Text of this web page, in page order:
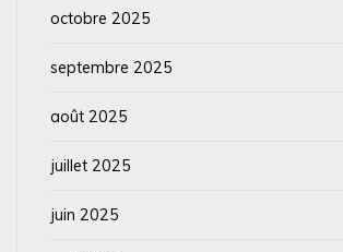
octobre 2025
septembre 2025
août 2025
juillet 2025
juin 2025